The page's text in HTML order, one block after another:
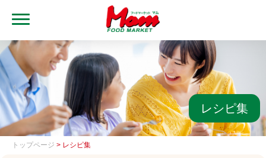
トップ
ブランド・店舗
マムアプリ
マムEdy
レシピ集
トップページ > レシピ集